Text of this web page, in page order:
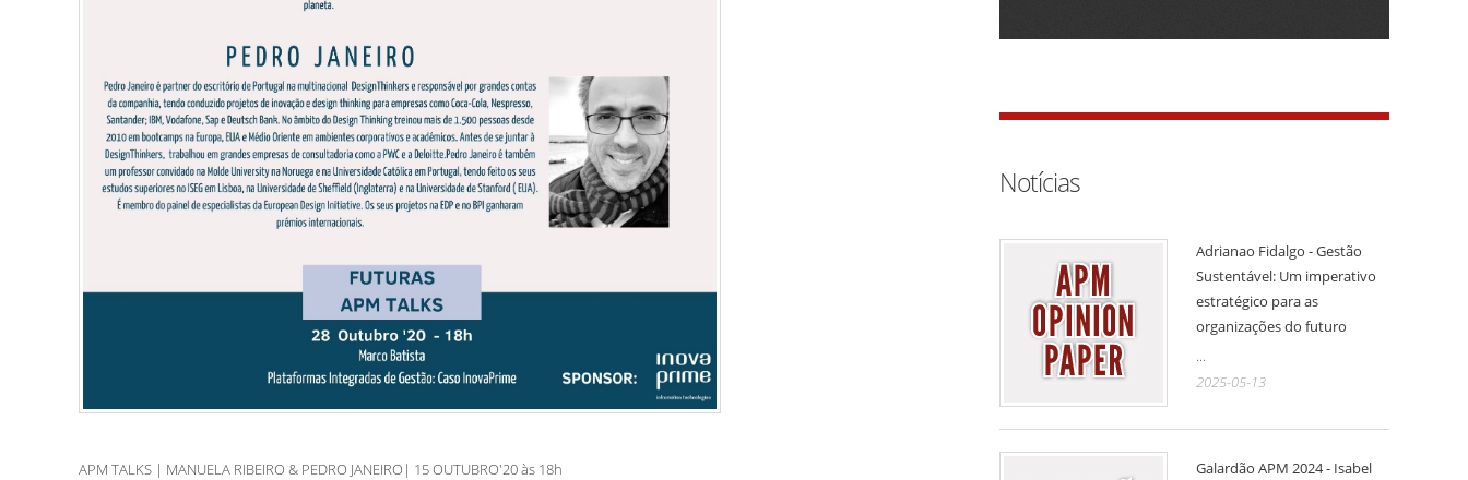
APM TALKS | MANUELA RIBEIRO & PEDRO JANEIRO| 15 OUTUBRO'20 às 18h
Notícias
Adrianao Fidalgo - Gestão
Sustentável: Um imperativo
estratégico para as
organizações do futuro
...
2025-05-13
Galardão APM 2024 - Isabel